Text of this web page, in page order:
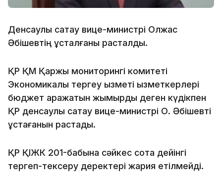
Денсаулық сақтау вице-министрі Олжас
Әбішевтің ұсталғаны расталды.
ҚР ҚМ Қаржы мониторингі комитеті
Экономикалық тергеу қызметі қызметкерлері
бюджет қаражатын жымқырды деген күдікпен
ҚР денсаулық сақтау вице-министрі О. Әбішевті
ұстағанын растады.
ҚР ҚІЖК 201-бабына сәйкес сотқа дейінгі
тергеп-тексеру деректері жария етілмейді.